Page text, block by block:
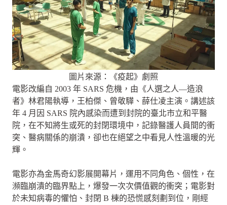
圖片來源：《疫起》劇照
電影改編自 2003 年 SARS 危機，由《人選之人—造浪
者》林君陽執導，王柏傑、曾敬驊、薛仕凌主演。講述該
年 4 月因 SARS 院內感染而遭到封院的臺北市立和平醫
院，在不知將生或死的封閉環境中，記錄醫護人員間的衝
突、醫病關係的崩潰，卻也在絕望之中看見人性溫暖的光
輝。
電影亦為金馬奇幻影展開幕片，運用不同角色、個性，在
瀕臨崩潰的臨界點上，爆發一次次價值觀的衝突；電影對
於未知病毒的懼怕、封閉 B 棟的恐慌感刻劃到位，剛經